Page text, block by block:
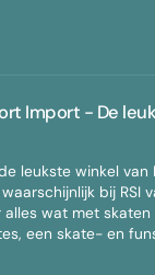
Import - De
leukste winkel van
bij RSI
wat met skaten
een skate- en